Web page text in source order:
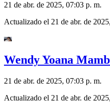
21 de abr. de 2025, 07:03 p. m.
Actualizado el 21 de abr. de
Wendy Yoana
21 de abr. de 2025, 07:03 p. m.
Actualizado el 21 de abr. de